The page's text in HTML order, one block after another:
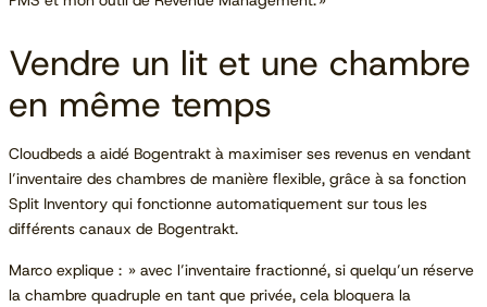
Vendre un lit et une chambre
en même temps
Cloudbeds a aidé Bogentrakt à maximiser ses revenus en vendant
l’inventaire des chambres de manière flexible, grâce à sa fonction
Split Inventory qui fonctionne automatiquement sur tous les
différents canaux de Bogentrakt.
Marco explique : » avec l’inventaire fractionné, si quelqu’un réserve
la chambre quadruple en tant que privée, cela bloquera la